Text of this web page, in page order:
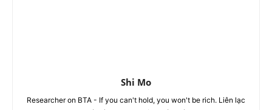
Shi Mo
Researcher on BTA - If you can't hold, you won't be rich. Liên lạc